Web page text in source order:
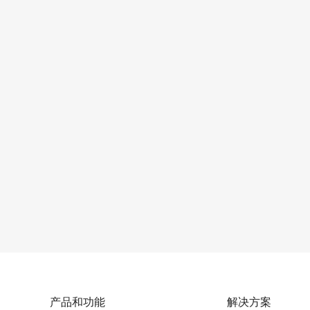
产品和功能 解决方案